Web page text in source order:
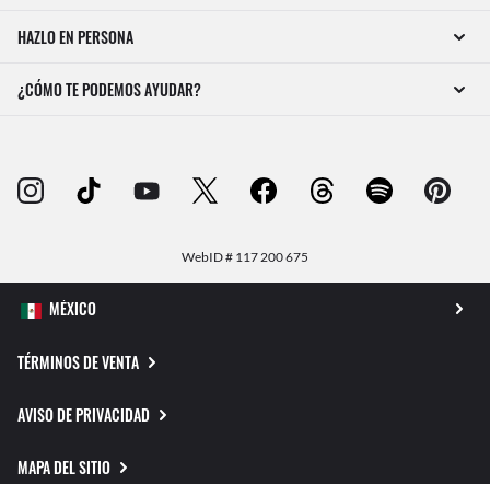
HAZLO EN PERSONA
¿CÓMO TE PODEMOS AYUDAR?
WebID # 117 200 675
TÉRMINOS DE VENTA
AVISO DE PRIVACIDAD
MAPA DEL SITIO